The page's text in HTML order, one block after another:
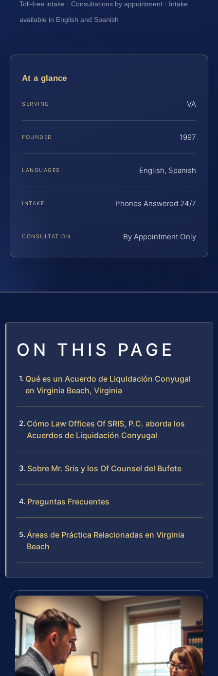
Toll-free intake · Consultations by appointment · Intake
available in English and Spanish
At a glance
SERVING VA
FOUNDED 1997
LANGUAGES English, Spanish
INTAKE Phones Answered 24/7
CONSULTATION By Appointment Only
ON THIS PAGE
Qué es un Acuerdo de Liquidación Conyugal
en Virginia Beach, Virginia
Cómo Law Offices Of SRIS, P.C. aborda los
Acuerdos de Liquidación Conyugal
Sobre Mr. Sris y los Of Counsel del Bufete
Preguntas Frecuentes
Áreas de Práctica Relacionadas en Virginia
Beach